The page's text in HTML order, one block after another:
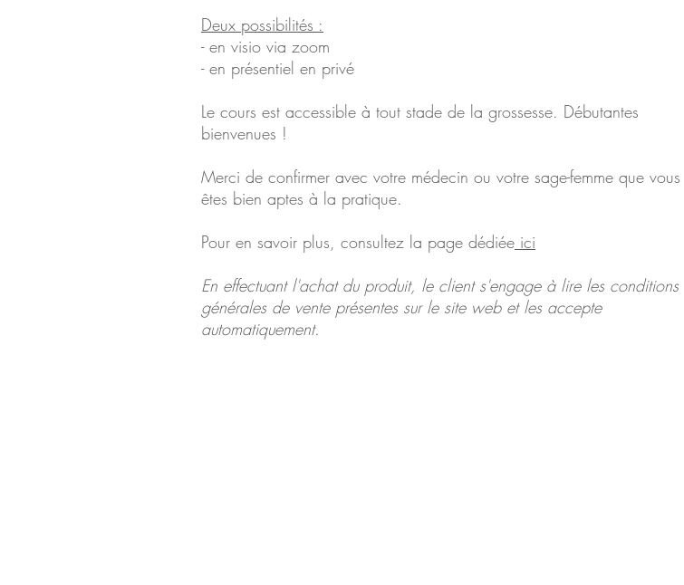
Deux possibilités :
- en visio via zoom
- en présentiel en privé
Le cours est accessible à tout stade de la grossesse. Débutantes
bienvenues !
Merci de confirmer avec votre médecin ou votre sage-femme que vous
êtes bien aptes à la pratique.
Pour en savoir plus, consultez la page dédiée ici
En effectuant l'achat du produit, le client s'engage à lire les conditions
générales de vente présentes sur le site web et les accepte
automatiquement.